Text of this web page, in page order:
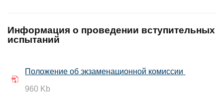
Информация о проведении вступительных
испытаний
Положение об экзаменационной комиссии
960 Kb